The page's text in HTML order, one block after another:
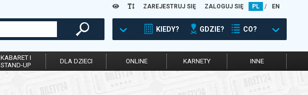
ZAREJESTRUJ SIĘ ZALOGUJ SIĘ PL / EN
KIEDY? GDZIE? CO?
KABARET I
STAND-UP
DLA DZIECI ONLINE KARNETY INNE